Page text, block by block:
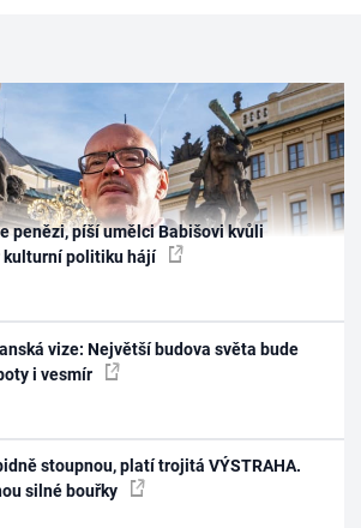
penězi, píší umělci Babišovi kvůli
politiku hájí
vize: Největší budova světa bude
i vesmír
stoupnou, platí trojitá VÝSTRAHA.
silné bouřky